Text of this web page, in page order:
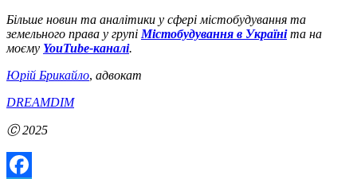
Більше новин та аналітики у сфері містобудування та
земельного права у групі Містобудування в Україніта на
моєму YouTube-каналі.
Юрій Брикайло, адвокат
DREAMDIM
Ⓒ 2025